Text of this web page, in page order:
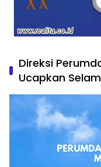
Direksi
Ucapkan